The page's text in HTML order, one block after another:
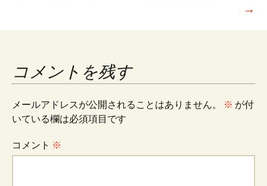
ビ
ゲ
ー
→
コメントを残す
メールアドレスが公開されることはありません。 ※ が付
いている欄は必須項目です
コメント ※